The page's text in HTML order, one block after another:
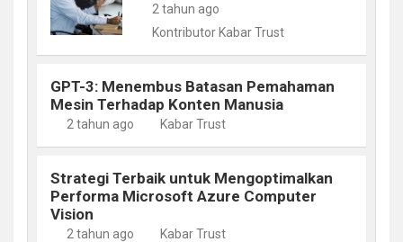
2 tahun ago
Kontributor Kabar Trust
GPT-3: Menembus Batasan Pemahaman
Mesin Terhadap Konten Manusia
2 tahun ago Kabar Trust
Strategi Terbaik untuk Mengoptimalkan
Performa Microsoft Azure Computer
Vision
2 tahun ago Kabar Trust